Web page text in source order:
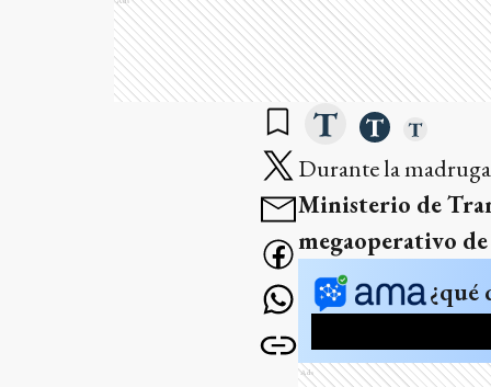
Durante la
Ministerio de
megaoperativo
¿qué
Ads